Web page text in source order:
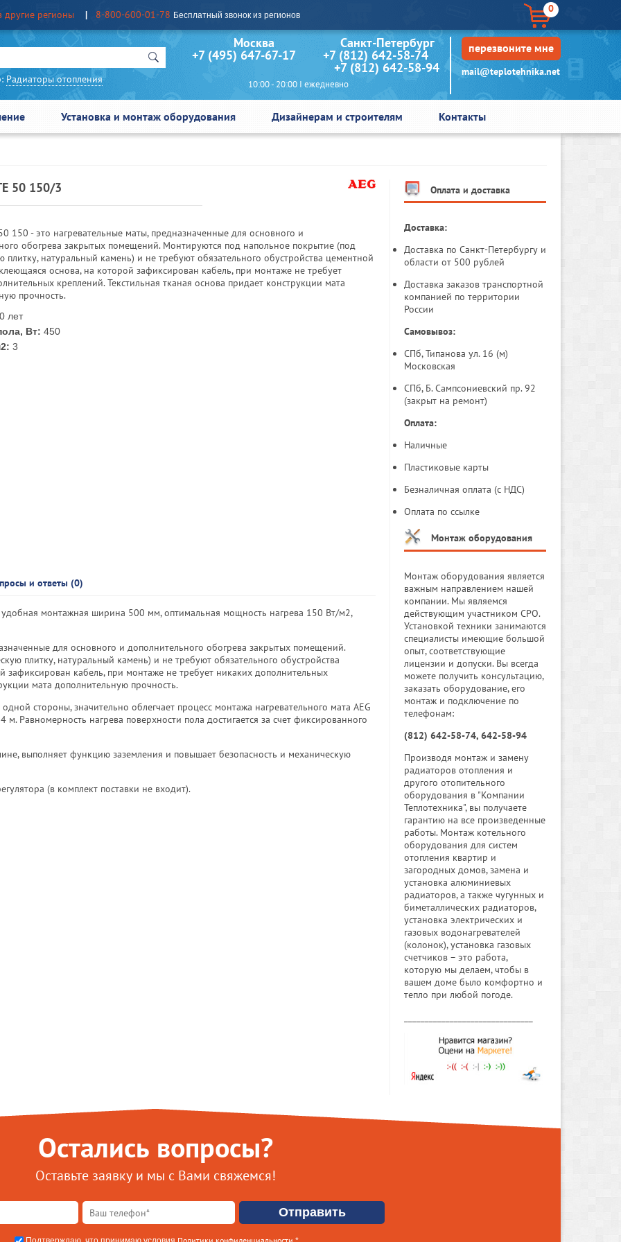
другие регионы 8-800-600-01-78 Бесплатный звонок из регионов
0
Радиаторы отопления
Москва Санкт-Петербург
+7 (495) 647-67-17 +7 (812) 642-58-74
+7 (812) 642-58-94
10:00 - 20:00 I ежедневно
перезвоните мне
mail@teplotehnika.net
Установка и монтаж оборудования Дизайнерам и строителям Контакты
50 150/3
150 - это нагревательные маты, предназначенные для основного и
обогрева закрытых помещений. Монтируются под напольное покрытие (под
плитку, натуральный камень) и не требуют обязательного обустройства цементной
основа, на которой зафиксирован кабель, при монтаже не требует
креплений. Текстильная тканая основа придает конструкции мата
прочность.
лет
Вт: 450
3
и ответы (0)
удобная монтажная ширина 500 мм, оптимальная мощность нагрева 150 Вт/м2,
для основного и дополнительного обогрева закрытых помещений.
плитку, натуральный камень) и не требуют обязательного обустройства
кабель, при монтаже не требует никаких дополнительных
мата дополнительную прочность.
стороны, значительно облегчает процесс монтажа нагревательного мата AEG
Равномерность нагрева поверхности пола достигается за счет фиксированного
выполняет функцию заземления и повышает безопасность и механическую
(в комплект поставки не входит).
Оплата и доставка
Доставка:
Доставка по Санкт-Петербургу и
области от 500 рублей
Доставка заказов транспортной
компанией по территории
России
Самовывоз:
СПб, Типанова ул. 16 (м)
Московская
СПб, Б. Сампсониевский пр. 92
(закрыт на ремонт)
Оплата:
Наличные
Пластиковые карты
Безналичная оплата (с НДС)
Оплата по ссылке
Монтаж оборудования
Монтаж оборудования является
важным направлением нашей
компании. Мы являемся
действующим участником СРО.
Установкой техники занимаются
специалисты имеющие большой
опыт, соответствующие
лицензии и допуски. Вы всегда
можете получить консультацию,
заказать оборудование, его
монтаж и подключение по
телефонам:
(812) 642-58-74, 642-58-94
Производя монтаж и замену
радиаторов отопления и
другого отопительного
оборудования в "Компании
Теплотехника", вы получаете
гарантию на все произведенные
работы. Монтаж котельного
оборудования для систем
отопления квартир и
загородных домов, замена и
установка алюминиевых
радиаторов, а также чугунных и
биметаллических радиаторов,
установка электрических и
газовых водонагревателей
(колонок), установка газовых
счетчиков – это работа,
которую мы делаем, чтобы в
вашем доме было комфортно и
тепло при любой погоде.
Остались вопросы?
Оставьте заявку и мы с Вами свяжемся!